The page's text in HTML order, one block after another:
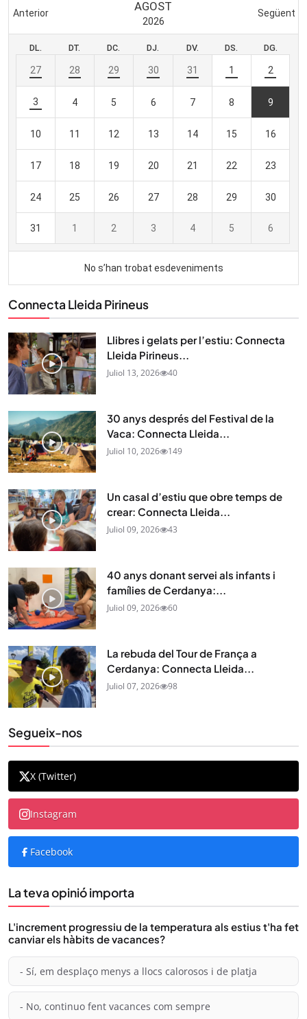
Connecta Lleida Pirineus
Llibres i gelats per l’estiu: Connecta
Lleida Pirineus...
Juliol 13, 2026 40
30 anys després del Festival de la
Vaca: Connecta Lleida...
Juliol 10, 2026 149
Un casal d’estiu que obre temps de
crear: Connecta Lleida...
Juliol 09, 2026 43
40 anys donant servei als infants i
famílies de Cerdanya:...
Juliol 09, 2026 60
La rebuda del Tour de França a
Cerdanya: Connecta Lleida...
Juliol 07, 2026 98
Segueix-nos
X (Twitter)
Instagram
Facebook
La teva opinió importa
L'increment progressiu de la temperatura als estius t'ha fet
canviar els hàbits de vacances?
- Sí, em desplaço menys a llocs calorosos i de platja
- No, continuo fent vacances com sempre